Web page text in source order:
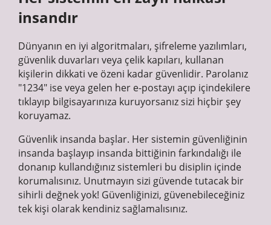
insandır
Dünyanın en iyi algoritmaları, şifreleme yazılımları,
güvenlik duvarları veya çelik kapıları, kullanan
kişilerin dikkati ve özeni kadar güvenlidir. Parolanız
"1234" ise veya gelen her e-postayı açıp içindekilere
tıklayıp bilgisayarınıza kuruyorsanız sizi hiçbir şey
koruyamaz.
Güvenlik insanda başlar. Her sistemin güvenliğinin
insanda başlayıp insanda bittiğinin farkındalığı ile
donanıp kullandığınız sistemleri bu disiplin içinde
korumalısınız. Unutmayın sizi güvende tutacak bir
sihirli değnek yok! Güvenliğinizi, güvenebileceğiniz
tek kişi olarak kendiniz sağlamalısınız.